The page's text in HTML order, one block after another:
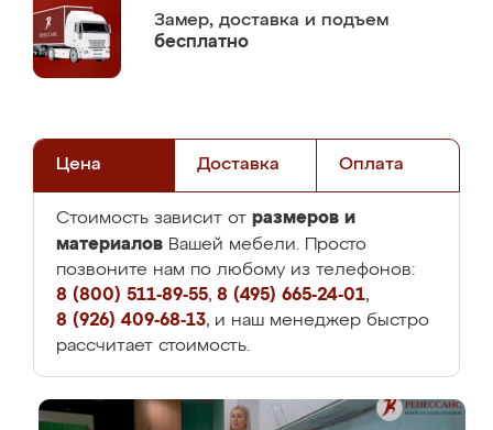
Замер, доставка и подъем
бесплатно
Цена Доставка Оплата
Стоимость зависит от размеров и
материалов Вашей мебели. Просто
позвоните нам по любому из телефонов:
8 (800) 511-89-55, 8 (495) 665-24-01,
8 (926) 409-68-13, и наш менеджер быстро
рассчитает стоимость.